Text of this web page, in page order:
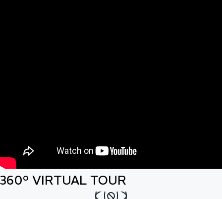
360° VIRTUAL TOUR